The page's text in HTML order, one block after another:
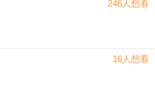
246人想看
16人想看